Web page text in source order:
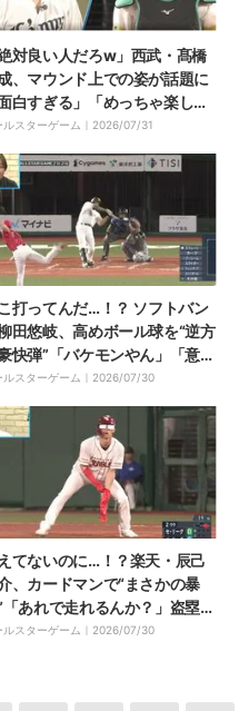
絶対良い人だろw」西武・髙橋
、マウンド上での姿が話題に
面白すぎる」「めっちゃ楽しそ
」試合中の“選手マイク”にフ
ルスターゲーム｜ 2026/07/31
打ってんだ…！？ ソフトバン
田悠岐、高めボール球を“逆方
快弾”「バケモンやん」「意味
すぎ」打った瞬間“確信歩
”
ルスターゲーム｜ 2026/07/30
てないのに…！？楽天・辰己
、カードマンで“まさかの暴
「あれで走れるんか？」盗塁成
フラフラしながら三塁進塁…
ルスターゲーム｜ 2026/07/30